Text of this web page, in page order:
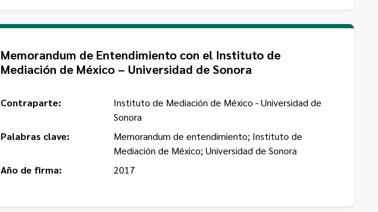
Memorandum de Entendimiento con el Instituto de
Mediación de México – Universidad de Sonora
Contraparte:
Instituto de Mediación de México - Universidad de
Sonora
Palabras clave:
Memorandum de entendimiento; Instituto de
Mediación de México; Universidad de Sonora
Año de firma:
2017